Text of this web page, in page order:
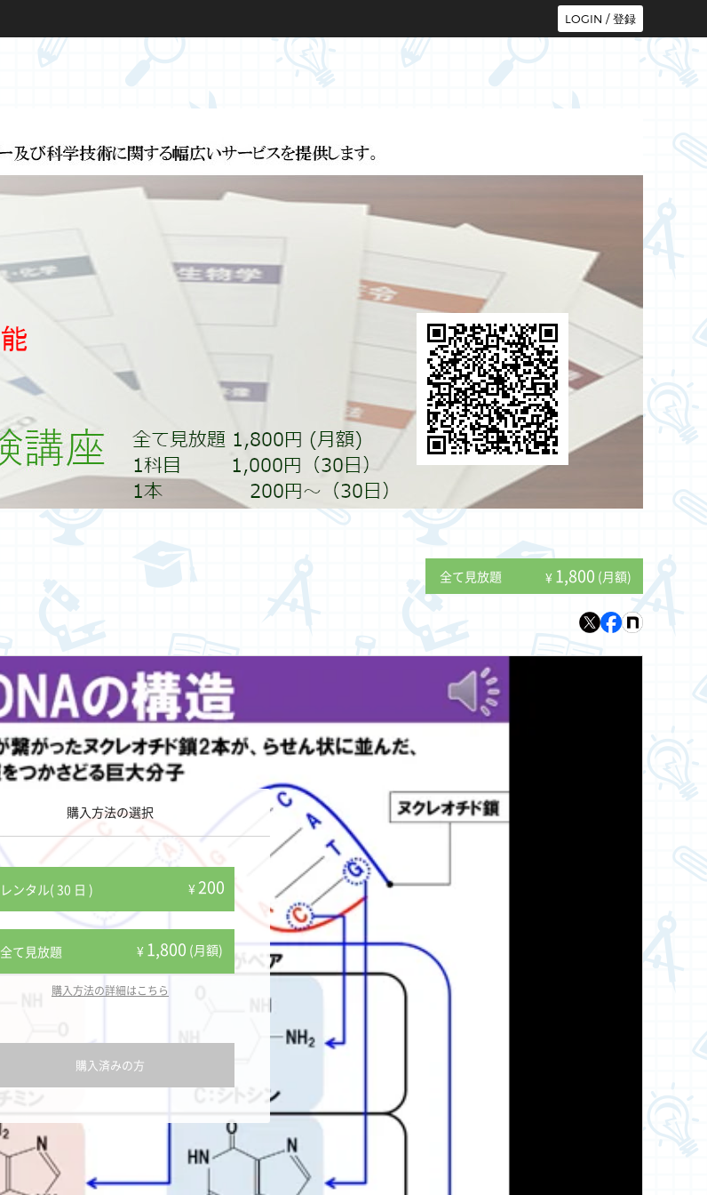
LOGIN / 登録
全て見放題 ¥ 1,800 (月額)
購入方法の選択
レンタル( 30 日 ) ¥200
全て見放題 ¥ 1,800 (月額)
購入方法の詳細はこちら
購入済みの方